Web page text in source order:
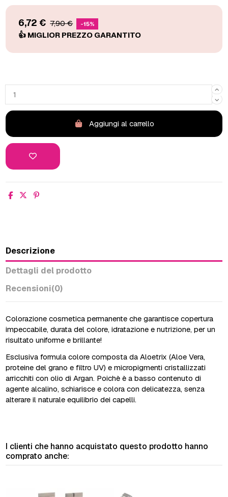
6,72 € 7,90 € -15%
Aggiungi al carrello
Descrizione
Dettagli del prodotto
Recensioni(0)
Colorazione cosmetica permanente che garantisce copertura
impeccabile, durata del colore, idratazione e nutrizione, per un
risultato uniforme e brillante!
Esclusiva formula colore composta da Aloetrix (Aloe Vera,
proteine del grano e filtro UV) e micropigmenti cristallizzati
arricchiti con olio di Argan. Poichè è a basso contenuto di
agente alcalino, schiarisce e colora con delicatezza, senza
alterare il naturale equilibrio dei capelli.
I clienti che hanno acquistato questo prodotto hanno
comprato anche: